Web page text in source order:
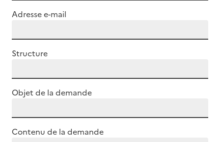
Adresse e-mail
Structure
Objet de la demande
Contenu de la demande